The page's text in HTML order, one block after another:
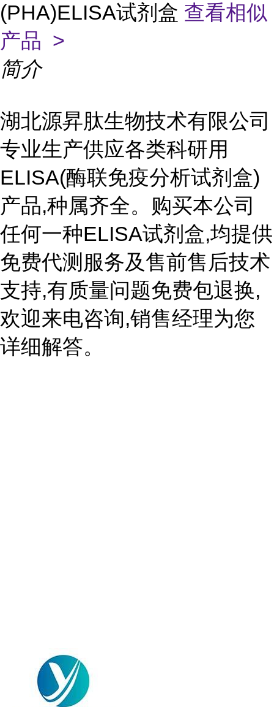
(PHA)ELISA试剂盒 查看相似
产品 >
简介
湖北源昇肽生物技术有限公司
专业生产供应各类科研用
ELISA(酶联免疫分析试剂盒)
产品,种属齐全。购买本公司
任何一种ELISA试剂盒,均提供
免费代测服务及售前售后技术
支持,有质量问题免费包退换,
欢迎来电咨询,销售经理为您
详细解答。